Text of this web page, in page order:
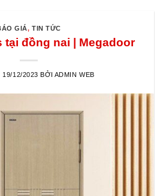
GIÁ,TIN TỨC
tại đồng nai | Megadoor
19/12/2023 BỞI ADMIN WEB